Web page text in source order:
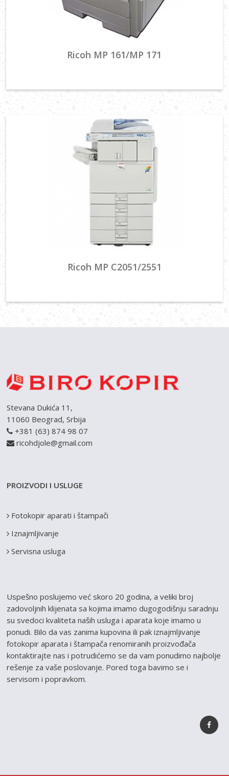
Ricoh MP 161/MP 171
Ricoh MP C2051/2551
Stevana Dukića 11,
11060 Beograd, Srbija
+381 (63) 874 98 07
ricohdjole@gmail.com
PROIZVODI I USLUGE
Fotokopir aparati i štampači
Iznajmljivanje
Servisna usluga
Uspešno poslujemo već skoro 20 godina, a veliki broj
zadovoljnih klijenata sa kojima imamo dugogodišnju saradnju
su svedoci kvaliteta naših usluga i aparata koje imamo u
ponudi. Bilo da vas zanima kupovina ili pak iznajmljivanje
fotokopir aparata i štampača renomiranih proizvođača
kontaktirajte nas i potrudićemo se da vam ponudimo najbolje
rešenje za vaše poslovanje. Pored toga bavimo se i
servisom i popravkom.